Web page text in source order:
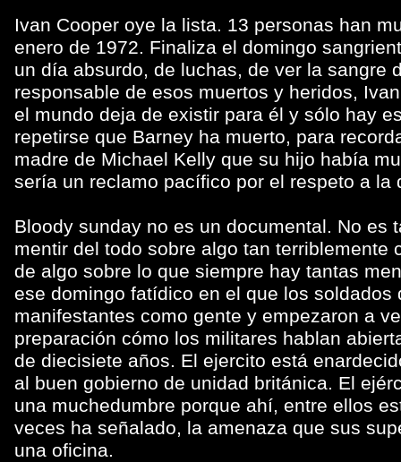
Ivan Cooper oye la lista. 13 personas han
enero de 1972. Finaliza el domingo
un día absurdo, de luchas, de ver la sangre
responsable de esos muertos y heridos,
el mundo deja de existir para él y sólo hay
repetirse que Barney ha muerto, para
madre de Michael Kelly que su hijo había
sería un reclamo pacífico por el respeto a
Bloody sunday no es un documental. No es
mentir del todo sobre algo tan terriblemente
de algo sobre lo que siempre hay tantas
ese domingo fatídico en el que los
manifestantes como gente y empezaron a
preparación cómo los militares hablan
de diecisiete años. El ejercito está
al buen gobierno de unidad británica. El
una muchedumbre porque ahí, entre ellos
veces ha señalado, la amenaza que sus
una oficina.